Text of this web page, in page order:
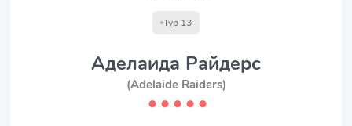
Тур 13
Аделаида Райдерс
(Adelaide Raiders)
⬤ ⬤ ⬤ ⬤ ⬤